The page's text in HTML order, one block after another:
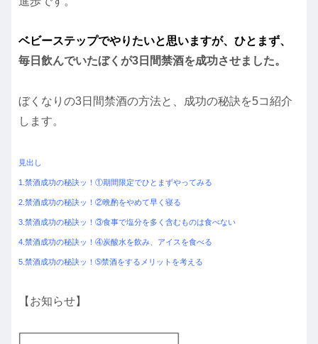
ベビーステップでやりたいと思いますが、ひとまず、
毎日飲んでいたぼくが3日間禁酒を成功させました。
ぼくなりの3日間禁酒の方法と、成功の秘訣を5コ紹介
します。
見出し
1.禁酒成功の秘訣ッ！①期間限定でひとまずやってみる
2.禁酒成功の秘訣ッ！②晩酌をやめて早く寝る
3.禁酒成功の秘訣ッ！③食事で塩分を多く含むものは食べない
4.禁酒成功の秘訣ッ！④炭酸水を飲み、アイスを食べる
5.禁酒成功の秘訣ッ！➄禁酒をするメリットを考える
【お知らせ】